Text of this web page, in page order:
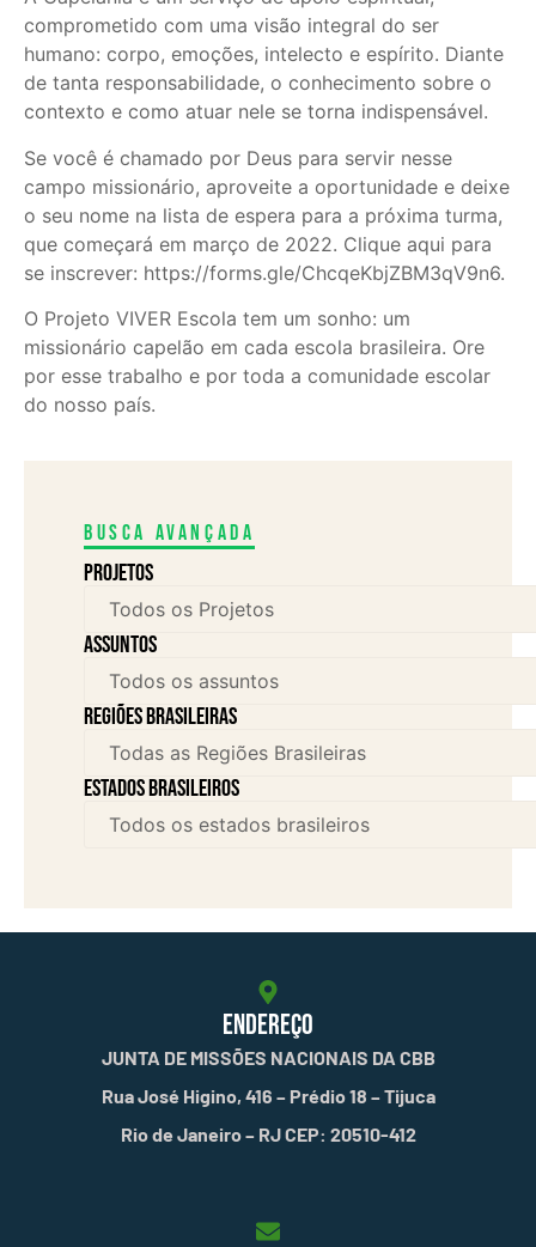
comprometido com uma visão integral do ser
humano: corpo, emoções, intelecto e espírito. Diante
de tanta responsabilidade, o conhecimento sobre o
contexto e como atuar nele se torna indispensável.
Se você é chamado por Deus para servir nesse
campo missionário, aproveite a oportunidade e deixe
o seu nome na lista de espera para a próxima turma,
que começará em março de 2022. Clique aqui para
se inscrever: https://forms.gle/ChcqeKbjZBM3qV9n6.
O Projeto VIVER Escola tem um sonho: um
missionário capelão em cada escola brasileira. Ore
por esse trabalho e por toda a comunidade escolar
do nosso país.
Busca avançada
Projetos
assuntos
Regiões brasileiras
Estados brasileiros
ENDEREÇO
JUNTA DE MISSÕES NACIONAIS DA CBB
Rua José Higino, 416 – Prédio 18 – Tijuca
Rio de Janeiro – RJ CEP: 20510-412